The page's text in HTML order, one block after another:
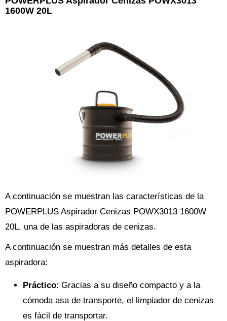
1600W 20L
A continuación se muestran las características de la
POWERPLUS Aspirador Cenizas POWX3013 1600W
20L, una de las aspiradoras de cenizas.
A continuación se muestran más detalles de esta
aspiradora:
Práctico: Gracias a su diseño compacto y a la
cómoda asa de transporte, el limpiador de cenizas
es fácil de transportar.